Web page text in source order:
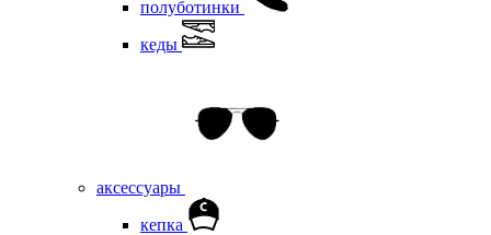
полуботинки
кеды
аксессуары
кепка